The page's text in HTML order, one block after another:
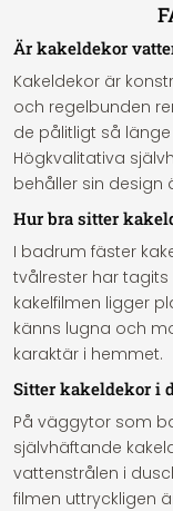
Är kakeldekor
Kakeldekor är
och regelbunden
de pålitligt så
Högkvalitativa
behåller sin design
Hur bra sitter
I badrum fäster
tvålrester har tagits
kakelfilmen ligger
känns lugna och
karaktär i hemmet.
Sitter kakeldekor i
På väggytor som
självhäftande
vattenstrålen i
filmen uttryckligen